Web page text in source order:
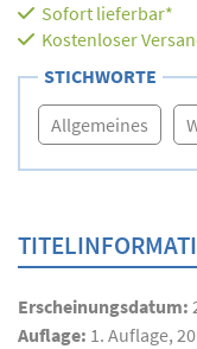
Sofort lieferbar*
Kostenloser
STICHWORTE
Allgemeines
Erscheinungsdatum:
Auflage: 1. Auflage,